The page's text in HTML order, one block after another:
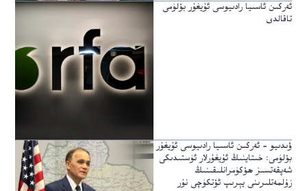
ئەركىن ئاسىيا رادىيوسى ئۇيغۇر بۆلۈمى
تاقالدى
ۋىدىيو – ئەركىن ئاسىيا رادىيوسى ئۇيغۇر
بۆلۈمى: خىتاينىڭ ئۇيغۇرلار ئۈستىدىكى
شەپقەتسىز ھۆكۈمرانلىقىنىڭ
زۇلمەتلىرىنى يېرىپ ئۆتكۈچى نۇر